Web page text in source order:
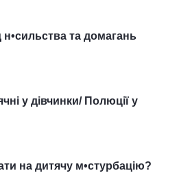
н•сильства та домагань
у дівчинки/ Полюції у
на дитячу м•стурбацію?